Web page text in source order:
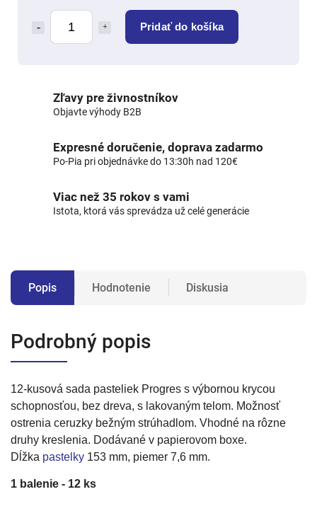
Pridať do košíka
Zľavy pre živnostníkov
Objavte výhody B2B
Expresné doručenie, doprava zadarmo
Po-Pia pri objednávke do 13:30h nad 120€
Viac než 35 rokov s vami
Istota, ktorá vás sprevádza už celé generácie
Popis Hodnotenie Diskusia
Podrobný popis
12-kusová sada pasteliek Progres s výbornou krycou
schopnosťou, bez dreva, s lakovaným telom. Možnosť
ostrenia ceruzky bežným strúhadlom. Vhodné na rôzne
druhy kreslenia. Dodávané v papierovom boxe.
Dĺžka pastelky 153 mm, piemer 7,6 mm.
1 balenie - 12 ks